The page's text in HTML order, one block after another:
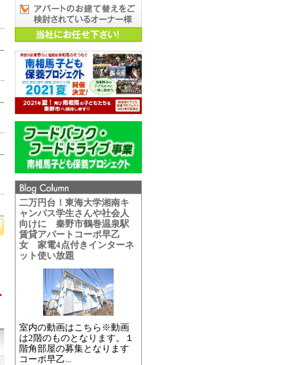
二万円台！東海大学湘南キ
ャンパス学生さんや社会人
向けに 秦野市鶴巻温泉駅
賃貸アパートコーポ早乙
女 家電4点付きインターネ
ット使い放題
室内の動画はこちら※動画
は2階のものとなります。１
階角部屋の募集となります
コーポ早乙...